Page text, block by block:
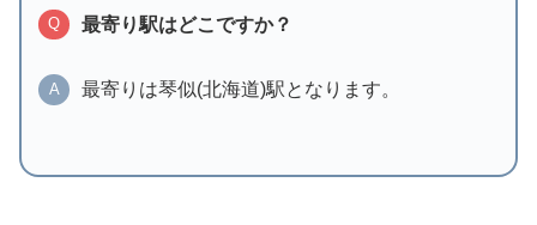
Q 最寄り駅はどこですか？
A 最寄りは琴似(北海道)駅となります。